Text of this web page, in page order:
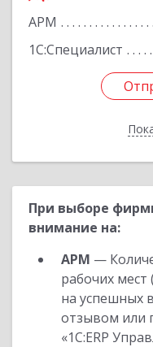
АРМ
1С:Специалист
При выборе
внимание на:
АРМ —
рабочих
на успешных
отзывом или
«1С:ERP